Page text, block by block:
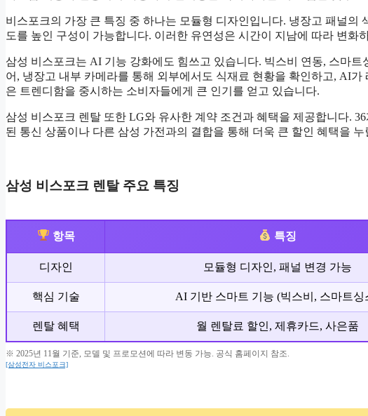
비스포크의 가장 큰 특징 중 하나는 모듈형 디자인입니다. 냉장고 패널
도를 높인 구성이 가능합니다. 이러한 유연성은 시간이 지남에 따라 변
삼성 비스포크는 AI 기능 강화에도 힘쓰고 있습니다. 빅스비 연동, 스마
어, 냉장고 내부 카메라를 통해 외부에서도 식재료 현황을 확인하고, AI
은 트렌디함을 중시하는 소비자들에게 큰 인기를 얻고 있습니다.
삼성 비스포크 렌탈 또한 LG와 유사한 계약 조건과 혜택을 제공합니다.
된 통신 상품이나 다른 삼성 가전과의 결합을 통해 더욱 큰 할인 혜택을
삼성 비스포크 렌탈 주요 특징
항목 특징
디자인 모듈형 디자인, 패널 변경 가능
핵심 기술 AI 기반 스마트 기능 (빅스비, 스마트싱
렌탈 혜택 월 렌탈료 할인, 제휴카드, 사은품
※ 2025년 11월 기준, 모델 및 프로모션에 따라 변동 가능. 공식 홈페이지 참조.
[삼성전자 비스포크]